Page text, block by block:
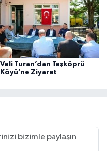
Vali Turan’dan Taşköprü
Köyü’ne Ziyaret